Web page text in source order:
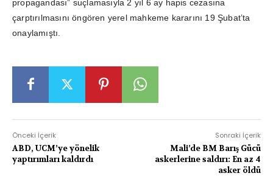
propagandası” suçlamasıyla 2 yıl 6 ay hapis cezasına
çarptırılmasını öngören yerel mahkeme kararını 19 Şubat’ta
onaylamıştı.
Önceki İçerik
ABD, UCM’ye yönelik
yaptırımları kaldırdı
Sonraki İçerik
Mali’de BM Barış Gücü
askerlerine saldırı: En az 4
asker öldü